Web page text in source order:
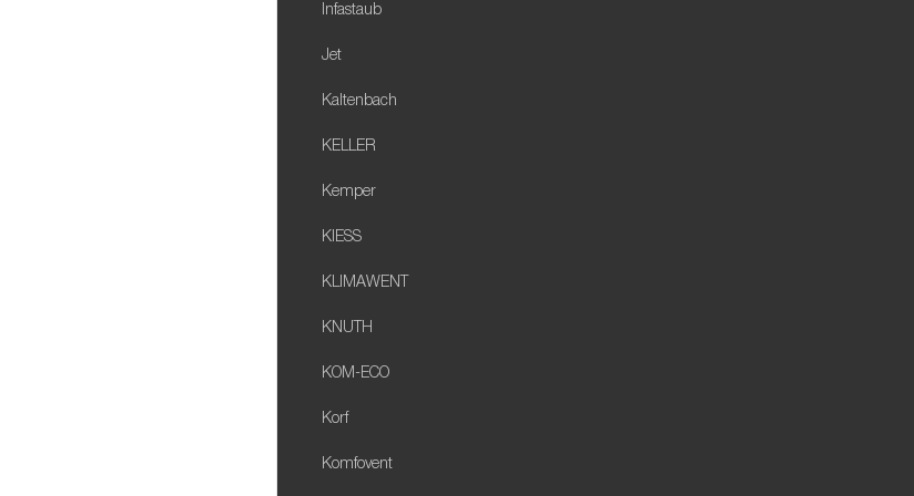
Infastaub
Jet
Kaltenbach
KELLER
Kemper
KIESS
KLIMAWENT
KNUTH
KOM-ECO
Korf
Komfovent